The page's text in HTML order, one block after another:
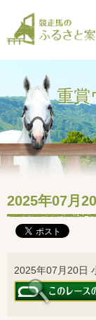
重賞
2025年07月
2025年07月20日